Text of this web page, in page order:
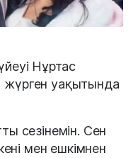
Нұртас
уақытында
сезінемін. Сен
мен ешкімнен